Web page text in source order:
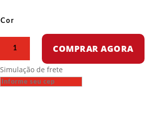
Cor
TKP,
Partido
COMPRAR AGORA
Simulação de frete